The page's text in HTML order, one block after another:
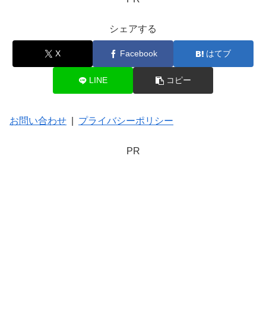
シェアする
X Facebook はてブ
LINE コピー
お問い合わせ プライバシーポリシー
PR